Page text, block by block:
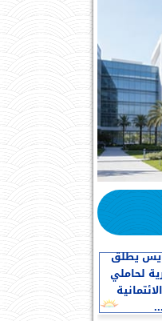
يطلق
لحاملي